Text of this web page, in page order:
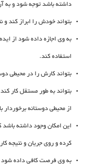
داشته باشد توجه شود و به
بتواند خودش را ابراز کند و
به وی اجازه داده شود از
استفاده کند.
بتواند کارش را در محیطی
بتواند به طور مستقل کار
از محیطی دوستانه برخوردار
این امکان وجود داشته
کرده و روی جریان و نتیجه
به وی فرصت کافی داده